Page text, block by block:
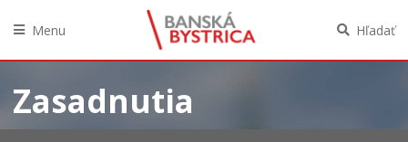
obsah
Menu Hľadať
Zasadnutia